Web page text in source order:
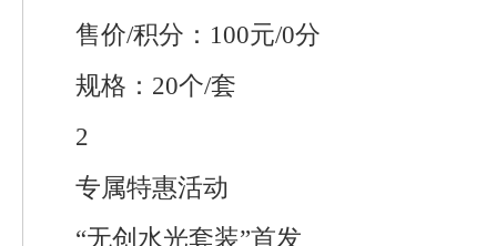
售价/积分：100元/0分
规格：20个/套
2
专属特惠活动
“无创水光套装”首发